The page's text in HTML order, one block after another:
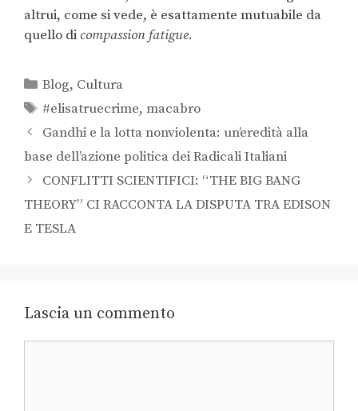
altrui, come si vede, è esattamente mutuabile da
quello di compassion fatigue.
Blog, Cultura
#elisatruecrime,macabro
Gandhi e la lotta nonviolenta: un’eredità alla
base dell’azione politica dei Radicali Italiani
CONFLITTI SCIENTIFICI: “THE BIG BANG
THEORY” CI RACCONTA LA DISPUTA TRA EDISON
E TESLA
Lascia un commento